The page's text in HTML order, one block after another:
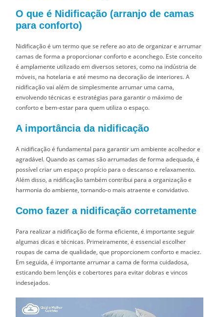
O que é Nidificação (arranjo de camas
para conforto)
Nidificação é um termo que se refere ao ato de organizar e arrumar
camas de forma a proporcionar conforto e aconchego. Este conceito
é amplamente utilizado em diversos setores, como na indústria de
móveis, na hotelaria e até mesmo na decoração de interiores. A
nidificação vai além de simplesmente arrumar uma cama,
envolvendo técnicas e estratégias para garantir o máximo de
conforto e bem-estar para quem utiliza o espaço.
A importância da nidificação
A nidificação é fundamental para garantir um ambiente acolhedor e
agradável. Quando as camas são arrumadas de forma adequada, é
possível criar um espaço propício para o descanso e relaxamento.
Além disso, a nidificação também contribui para a organização e
harmonia do ambiente, tornando-o mais atraente e convidativo.
Como fazer a nidificação corretamente
Para realizar a nidificação de forma eficiente, é importante seguir
algumas dicas e técnicas. Primeiramente, é essencial escolher
roupas de cama de qualidade, que proporcionem conforto e maciez.
Em seguida, é importante arrumar a cama de forma cuidadosa,
esticando bem lençóis e cobertores para evitar dobras e vincos
indesejados.